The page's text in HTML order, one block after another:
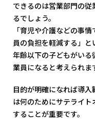
できるのは営業部門の
るでしょう。
「育児や介護などの事
員の負担を軽減する」
年齢以下の子どもがい
業員になると考えられま
目的が明確になれば導
は何のためにサテライ
することが重要です。